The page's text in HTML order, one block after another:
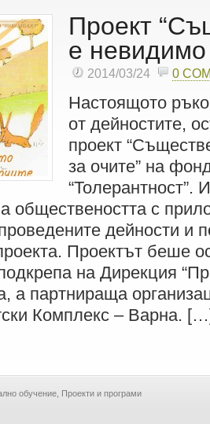
Проект
е невидимо
2014/03/24 0
Настоящото
от дейностите,
проект
за очите” на
“Толерантност”.
обществеността с
дейности и
Проектът беше
на Дирекция
а партнираща
Комплекс – Варна.
обучение Проекти и програми